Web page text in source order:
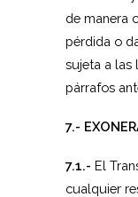
de manera
pérdida o
sujeta a las
párrafos
7.-
7.1.- El
cualquier